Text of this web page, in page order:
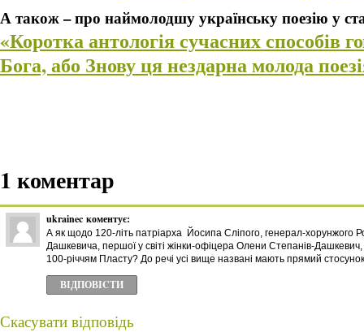
А також – про наймолодшу українську поезію у
«Коротка антологія сучасних способів
Бога, або Знову ця нездарна молода
1 коментар
ukrainec коментує:
А як щодо 120-літь патріарха Йосипа Сліпого, генерал-хорунжого
Дашкевича, першої у світі жінки-офіцера Олени Степанів-
100-річчям Пласту? До речі усі вище названі мають прямий стосунок
ВІДПОВІCТИ
Скасувати відповідь